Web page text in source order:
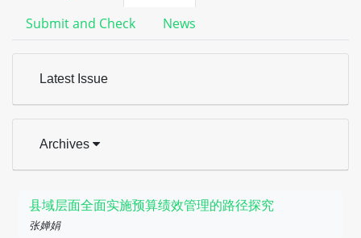
Submit and Check
News
Latest Issue
Archives
县域层面全面实施预算绩效管理的路径探究
张婵娟